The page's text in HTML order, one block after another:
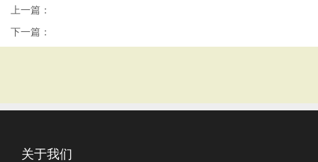
上一篇：
下一篇：
关于我们